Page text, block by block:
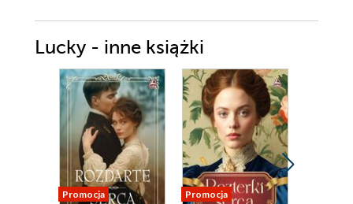
Lucky - inne książki
Promocja Promocja